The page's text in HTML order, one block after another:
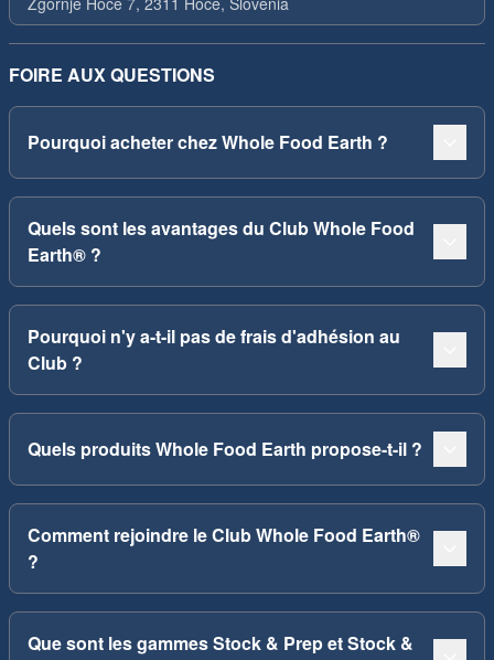
FOIRE AUX QUESTIONS
Pourquoi acheter chez Whole Food Earth ?
Quels sont les avantages du Club Whole Food
Earth® ?
Pourquoi n'y a-t-il pas de frais d'adhésion au
Club ?
Quels produits Whole Food Earth propose-t-il ?
Comment rejoindre le Club Whole Food Earth®
?
Que sont les gammes Stock & Prep et Stock &